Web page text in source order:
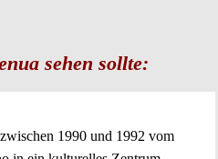
sehen sollte:
1990 und 1992 vom